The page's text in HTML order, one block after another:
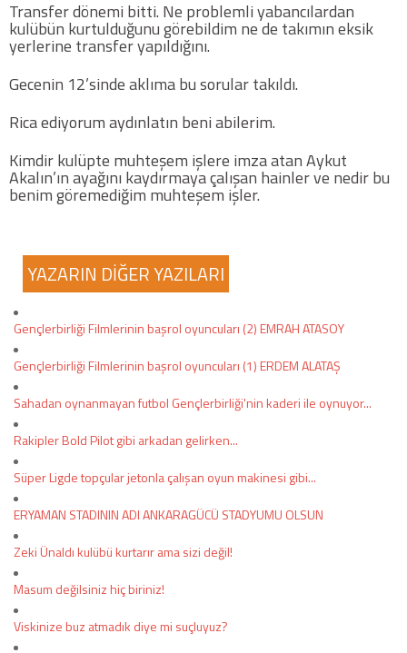
Transfer dönemi bitti. Ne problemli yabancılardan
kulübün kurtulduğunu görebildim ne de takımın eksik
yerlerine transfer yapıldığını.
Gecenin 12’sinde aklıma bu sorular takıldı.
Rica ediyorum aydınlatın beni abilerim.
Kimdir kulüpte muhteşem işlere imza atan Aykut
Akalın’ın ayağını kaydırmaya çalışan hainler ve nedir bu
benim göremediğim muhteşem işler.
YAZARIN DİĞER YAZILARI
Gençlerbirliği Filmlerinin başrol oyuncuları (2) EMRAH ATASOY
Gençlerbirliği Filmlerinin başrol oyuncuları (1) ERDEM ALATAŞ
Sahadan oynanmayan futbol Gençlerbirliği'nin kaderi ile oynuyor...
Rakipler Bold Pilot gibi arkadan gelirken...
Süper Ligde topçular jetonla çalışan oyun makinesi gibi...
ERYAMAN STADININ ADI ANKARAGÜCÜ STADYUMU OLSUN
Zeki Ünaldı kulübü kurtarır ama sizi değil!
Masum değilsiniz hiç biriniz!
Viskinize buz atmadık diye mi suçluyuz?